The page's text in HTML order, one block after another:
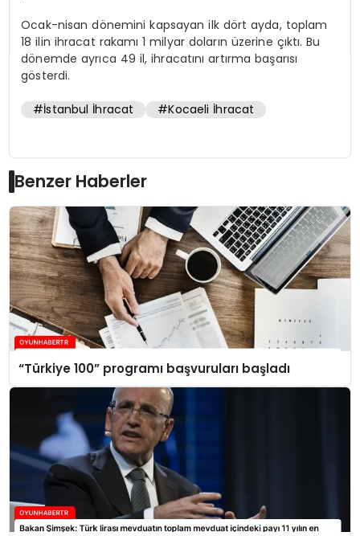
Ocak-nisan dönemini kapsayan ilk dört ayda, toplam
18 ilin ihracat rakamı 1 milyar doların üzerine çıktı. Bu
dönemde ayrıca 49 il, ihracatını artırma başarısı
gösterdi.
#İstanbul İhracat #Kocaeli İhracat
Benzer Haberler
“Türkiye 100” programı başvuruları başladı